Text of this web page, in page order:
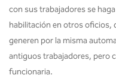
con sus trabajadores se
habilitación en otros oficios,
generen por la misma
antiguos trabajadores, pero
funcionaria.